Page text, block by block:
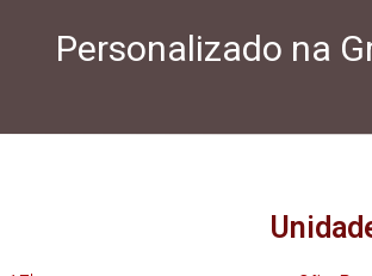
Personalizado na